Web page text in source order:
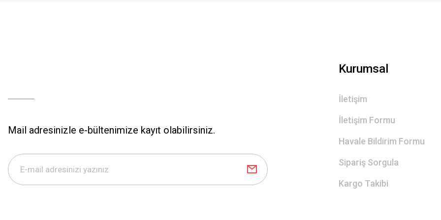
Mail adresinizle e-bültenimize kayıt olabilirsiniz.
Kurumsal
İletişim
İletişim Formu
Havale Bildirim Formu
Sipariş Sorgula
Kargo Takibi